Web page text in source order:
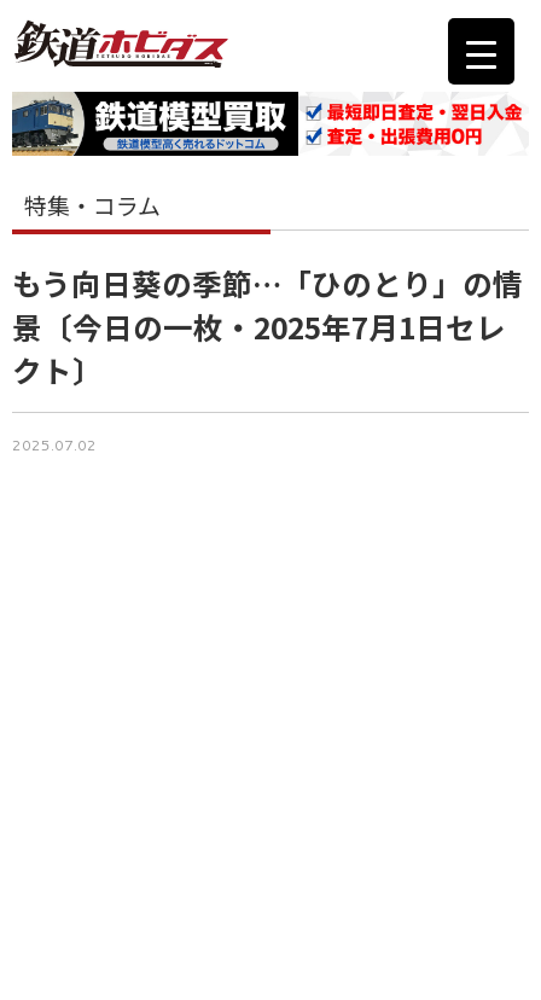
特集・コラム
もう向日葵の季節…「ひのとり」の情
景〔今日の一枚・2025年7月1日セレ
クト〕
2025.07.02